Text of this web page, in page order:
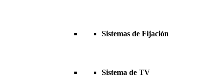
Sistemas de Fijación
Sistema de TV